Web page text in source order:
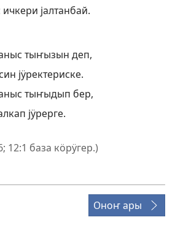
јалтанбай.
тыҥызын деп,
јӱректериске.
тыҥыдып бер,
јӱрерге.
12:1 база кӧрӱгер.)
Оноҥ ары